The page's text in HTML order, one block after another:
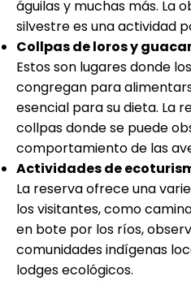
águilas y muchas más. La
silvestre es una actividad
Collpas de loros y
Estos son lugares donde
congregan para
esencial para su dieta. La
collpas donde se puede
comportamiento de las
Actividades de
La reserva ofrece una
los visitantes, como
en bote por los ríos,
comunidades indígenas
lodges ecológicos.